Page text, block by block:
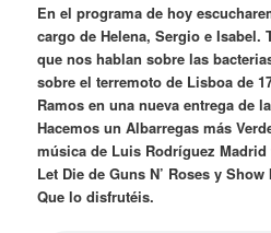
En el programa de hoy
cargo de Helena, Sergio e Isabel.
que nos hablan sobre las
sobre el terremoto de Lisboa de
Ramos en una nueva entrega de
Hacemos un Albarregas más
música de Luis Rodríguez
Let Die de Guns N’ Roses y
Que lo disfrutéis.